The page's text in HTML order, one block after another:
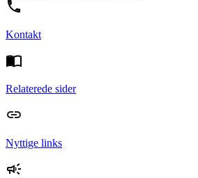
Kontakt
Relaterede sider
Nyttige links